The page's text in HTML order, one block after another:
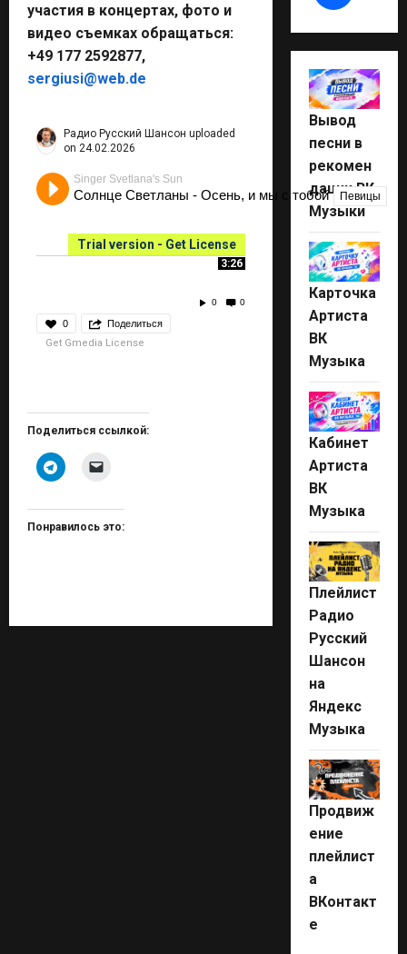
участия в концертах, фото и
видео съемках обращаться:
+49 177 2592877,
sergiusi@web.de
Радио Русский Шансон uploaded
on 24.02.2026
Singer Svetlana's Sun
Солнце Светланы - Осень, и мы с тобой Певицы
Trial version - Get License
3:26
0 0
0 Поделиться
Get Gmedia License
Поделиться ссылкой:
Понравилось это:
Вывод
песни в
рекомен
дации ВК
Музыки
Карточка
Артиста
ВК
Музыка
Кабинет
Артиста
ВК
Музыка
Плейлист
Радио
Русский
Шансон
на
Яндекс
Музыка
Продвиж
ение
плейлист
а
ВКонтакт
е